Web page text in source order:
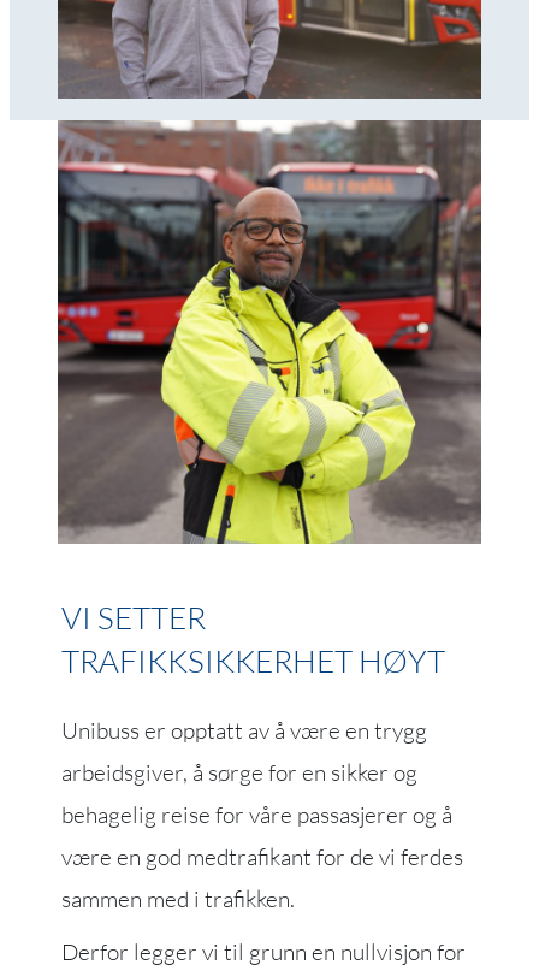
VI SETTER
TRAFIKKSIKKERHET HØYT
Unibuss er opptatt av å være en trygg
arbeidsgiver, å sørge for en sikker og
behagelig reise for våre passasjerer og å
være en god medtrafikant for de vi ferdes
sammen med i trafikken.
Derfor legger vi til grunn en nullvisjon for